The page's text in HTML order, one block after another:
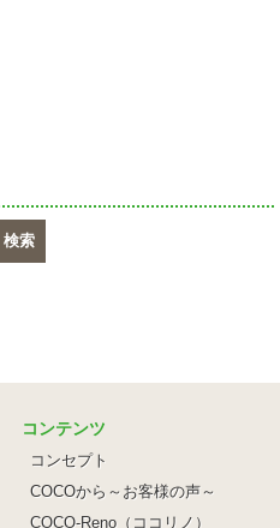
コンテンツ
コンセプト
COCOから～お客様の声～
COCO-Reno（ココリノ）